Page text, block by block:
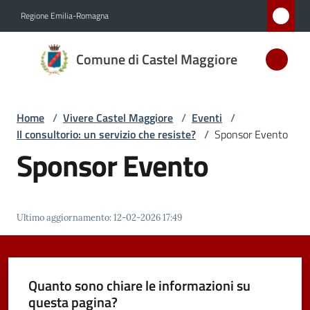
Regione Emilia-Romagna
Comune di Castel Maggiore
Comune
di Castel
D'ARGENTO
AL MERITO
Amministrazione
Novità
Servizi
Home / Vivere Castel Maggiore / Eventi /
Il consultorio: un servizio che resiste? / Sponsor Evento
Sponsor Evento
Ultimo aggiornamento:12-02-2026 17:49
Quanto sono chiare le informazioni su
questa pagina?